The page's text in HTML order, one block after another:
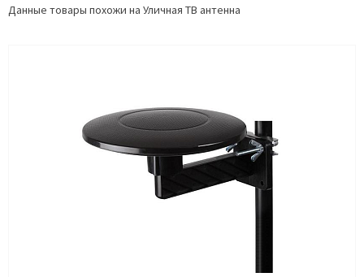
Данные товары похожи на Уличная ТВ антенна